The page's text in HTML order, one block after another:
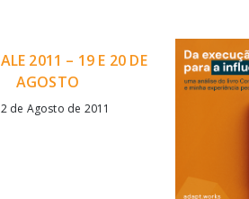
2011 – 19 E 20 DE
AGOSTO
2 de Agosto de 2011